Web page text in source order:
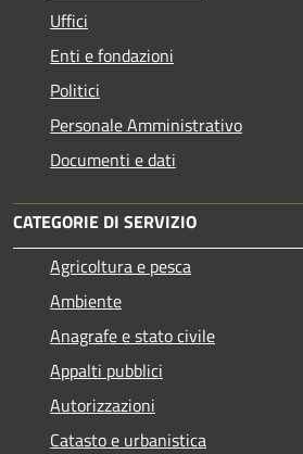
Uffici
Enti e fondazioni
Politici
Personale Amministrativo
Documenti e dati
CATEGORIE DI SERVIZIO
Agricoltura e pesca
Ambiente
Anagrafe e stato civile
Appalti pubblici
Autorizzazioni
Catasto e urbanistica